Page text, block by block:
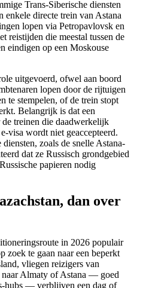
Trans-Siberische diensten
enkele directe trein van Astana
lopen via Petropavlovsk en
reistijden die meestal tussen de
eindigen op een Moskouse
uitgevoerd, ofwel aan boord
lopen door de rijtuigen
te stempelen, of de trein stopt
Belangrijk is dat een
treinen die daadwerkelijk
visa wordt niet geaccepteerd.
zoals de snelle Astana-
dat ze Russisch grondgebied
papieren nodig
dan over
in 2026 populair
zoek te gaan naar een beperkt
vliegen reizigers van
Almaty of Astana — goed
hubs — verblijven een dag of